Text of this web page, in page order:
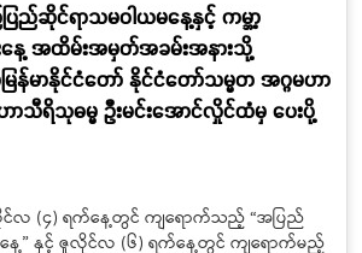
ပြည်ဆိုင်ရာသမဝါယမနေ့နှင့် ကမ္ဘာ့
နေ့ အထိမ်းအမှတ်အခမ်းအနားသို့
န်မာနိုင်ငံတော် နိုင်ငံတော်သမ္မတ အဂ္ဂမဟာ
သီရိသုဓမ္မ ဦးမင်းအောင်လှိုင်ထံမှ ပေးပို့
င်လ (၄) ရက်နေ့တွင် ကျရောက်သည့် “အပြည်
ေ့” နှင့် ဇူလိုင်လ (၆) ရက်နေ့တွင် ကျရောက်မည့်